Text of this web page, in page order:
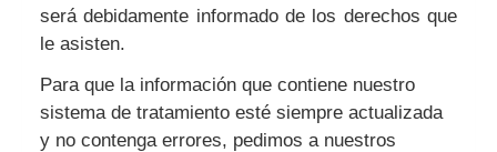
será debidamente informado de los derechos que
le asisten.
Para que la información que contiene nuestro
sistema de tratamiento esté siempre actualizada
y no contenga errores, pedimos a nuestros